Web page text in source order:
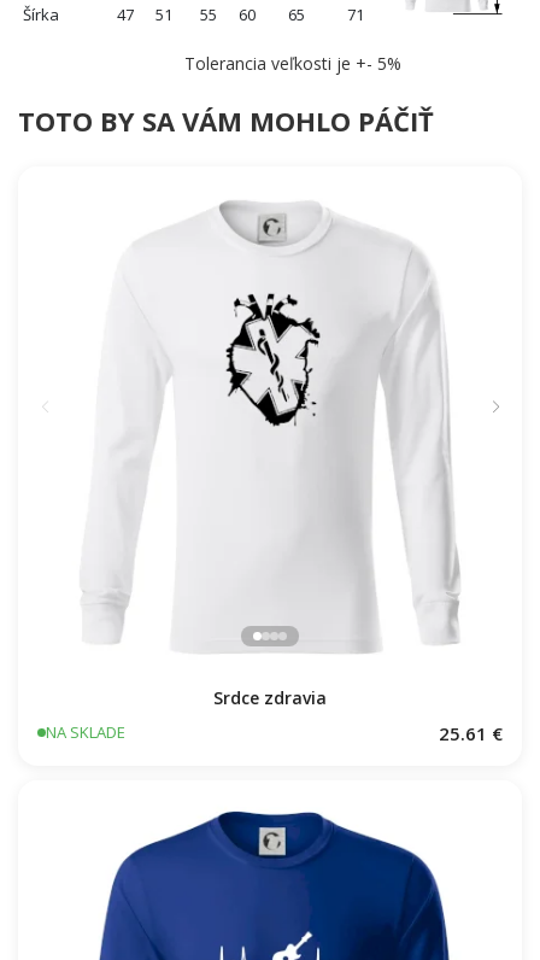
Šírka 47 51 55 60 65 71
Tolerancia veľkosti je +- 5%
TOTO BY SA VÁM MOHLO PÁČIŤ
Srdce zdravia
NA SKLADE 25.61 €